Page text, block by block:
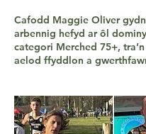
Cafodd Maggie Oliver
arbennig hefyd ar ôl
categori Merched 75+, tra’n
aelod ffyddlon a